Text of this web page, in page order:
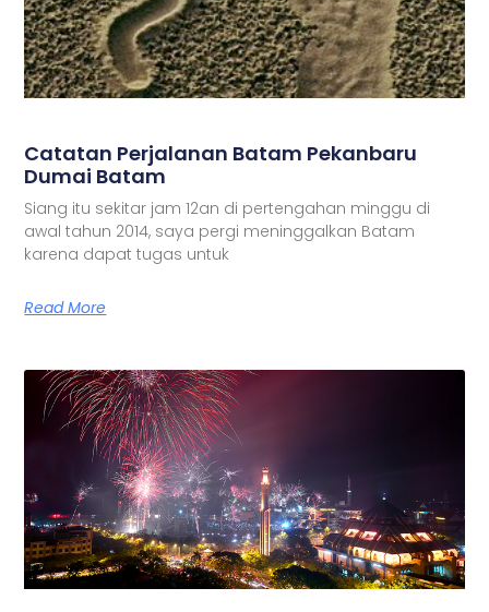
Catatan Perjalanan Batam Pekanbaru
Dumai Batam
Siang itu sekitar jam 12an di pertengahan minggu di
awal tahun 2014, saya pergi meninggalkan Batam
karena dapat tugas untuk
Read More